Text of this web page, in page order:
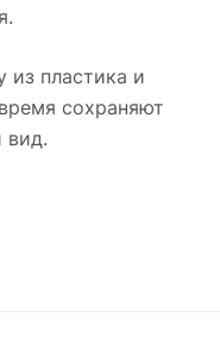
из пластика и
сохраняют
вид.